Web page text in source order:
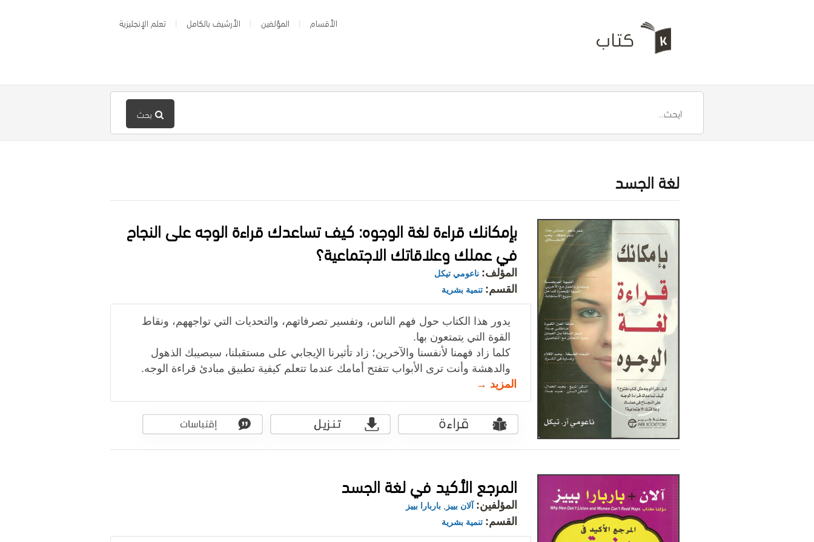
الأقسام المؤلفين الأرشيف بالكامل تعلم الإنجليزية
بحث
لغة الجسد
بإمكانك قراءة لغة الوجوه: كيف تساعدك قراءة الوجه على النجاح
في عملك وعلاقاتك الاجتماعية؟
المؤلف: ناعومي تيكل
القسم: تنمية بشرية
يدور هذا الكتاب حول فهم الناس، وتفسير تصرفاتهم، والتحديات التي تواجههم، ونقاط
القوة التي يتمتعون بها.
كلما زاد فهمنا لأنفسنا والآخرين؛ زاد تأثيرنا الإيجابي على مستقبلنا، سيصيبك الذهول
والدهشة وأنت ترى الأبواب تتفتح أمامك عندما تتعلم كيفية تطبيق مبادئ قراءة الوجه.
المزيد →
المرجع الأكيد في لغة الجسد
المؤلفين: آلان بييز باربارا بييز
القسم: تنمية بشرية